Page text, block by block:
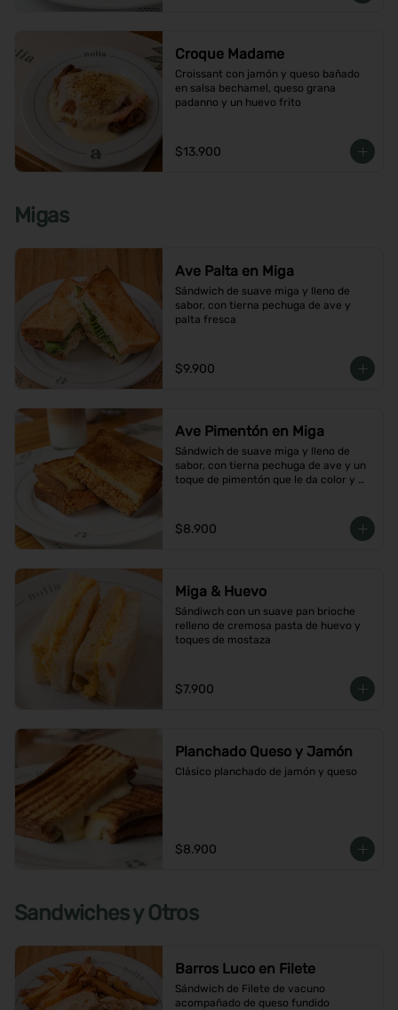
Croque Madame
Croissant con jamón y queso bañado
en salsa bechamel, queso grana
padanno y un huevo frito
$13.900
Migas
Ave Palta en Miga
Sándwich de suave miga y lleno de
sabor, con tierna pechuga de ave y
palta fresca
$9.900
Ave Pimentón en Miga
Sándwich de suave miga y lleno de
sabor, con tierna pechuga de ave y un
toque de pimentón que le da color y
$8.900
Miga & Huevo
Sándiwch con un suave pan brioche
relleno de cremosa pasta de huevo y
toques de mostaza
$7.900
Planchado Queso y Jamón
Clásico planchado de jamón y queso
$8.900
Sandwiches y Otros
Barros Luco en Filete
Sándwich de Filete de vacuno
acompañado de queso fundido